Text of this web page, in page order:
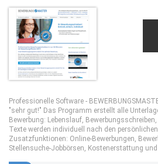
Professionelle Software -
"sehr gut!" Das Programm erstellt alle
Bewerbung: Lebenslauf,
Texte werden individuell nach den
Zusatzfunktionen: Online-Bewerbungen,
Stellensuche-Jobbörsen, Kostenerstattung